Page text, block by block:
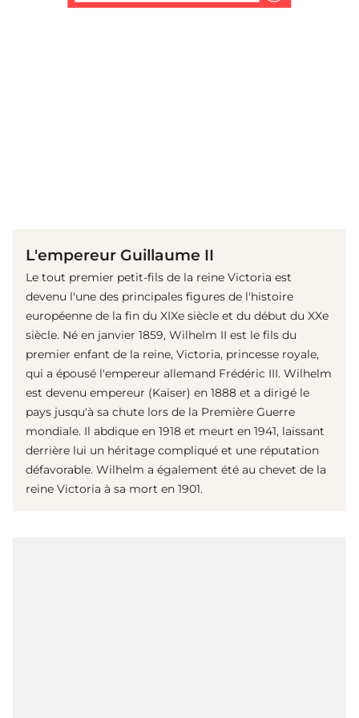
L'empereur Guillaume II
Le tout premier petit-fils de la reine Victoria est
devenu l'une des principales figures de l'histoire
européenne de la fin du XIXe siècle et du début du XXe
siècle. Né en janvier 1859, Wilhelm II est le fils du
premier enfant de la reine, Victoria, princesse royale,
qui a épousé l'empereur allemand Frédéric III. Wilhelm
est devenu empereur (Kaiser) en 1888 et a dirigé le
pays jusqu'à sa chute lors de la Première Guerre
mondiale. Il abdique en 1918 et meurt en 1941, laissant
derrière lui un héritage compliqué et une réputation
défavorable. Wilhelm a également été au chevet de la
reine Victoria à sa mort en 1901.